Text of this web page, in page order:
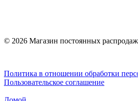
© 2026 Магазин постоянных
Политика в отношении обработки
Пользовательское соглашение